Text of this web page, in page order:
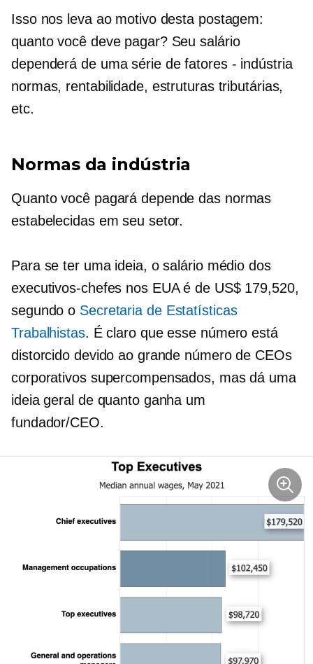
Isso nos leva ao motivo desta postagem:
quanto você deve pagar? Seu salário
dependerá de uma série defatores - indústria
normas, rentabilidade, estruturas tributárias,
etc.
Normas da indústria
Quanto você pagará depende das normas
estabelecidas em seu setor.
Para se ter uma ideia, o salário médio dos
executivos-chefes nos EUA é de US$ 179,520,
segundo o Secretaria de Estatísticas
Trabalhistas. É claro que esse número está
distorcido devido ao grande número de CEOs
corporativos supercompensados, mas dá uma
ideia geral de quanto ganha um
fundador/CEO.